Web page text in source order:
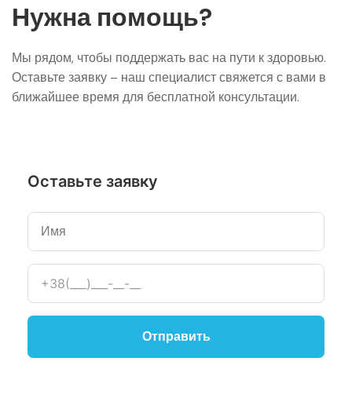
Нужна помощь?
Мы рядом, чтобы поддержать вас на пути к здоровью.
Оставьте заявку – наш специалист свяжется с вами в
ближайшее время для бесплатной консультации.
Оставьте заявку
Отправить